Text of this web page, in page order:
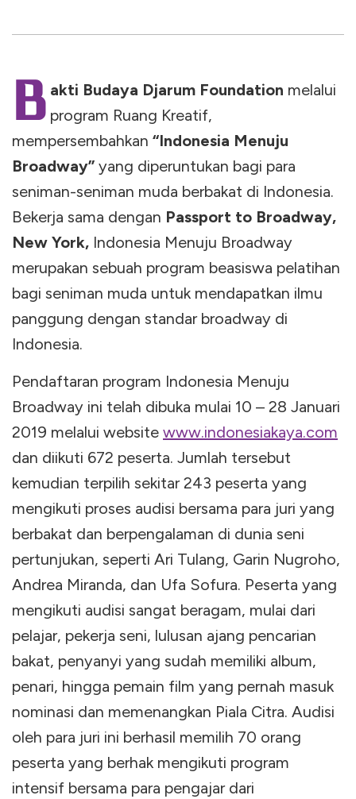
B akti Budaya Djarum Foundation melalui
program Ruang Kreatif,
mempersembahkan “Indonesia Menuju
Broadway” yang diperuntukan bagi para
seniman-seniman muda berbakat di Indonesia.
Bekerja sama dengan Passport to Broadway,
New York, Indonesia Menuju Broadway
merupakan sebuah program beasiswa pelatihan
bagi seniman muda untuk mendapatkan ilmu
panggung dengan standar broadway di
Indonesia.
Pendaftaran program Indonesia Menuju
Broadway ini telah dibuka mulai 10 – 28 Januari
2019 melalui website www.indonesiakaya.com
dan diikuti 672 peserta. Jumlah tersebut
kemudian terpilih sekitar 243 peserta yang
mengikuti proses audisi bersama para juri yang
berbakat dan berpengalaman di dunia seni
pertunjukan, seperti Ari Tulang, Garin Nugroho,
Andrea Miranda, dan Ufa Sofura. Peserta yang
mengikuti audisi sangat beragam, mulai dari
pelajar, pekerja seni, lulusan ajang pencarian
bakat, penyanyi yang sudah memiliki album,
penari, hingga pemain film yang pernah masuk
nominasi dan memenangkan Piala Citra. Audisi
oleh para juri ini berhasil memilih 70 orang
peserta yang berhak mengikuti program
intensif bersama para pengajar dari